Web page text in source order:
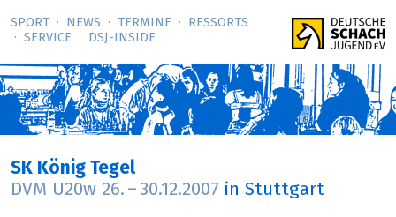
SPORT NEWS TERMINE
RESSORTS
SERVICE
DSJ-­INSIDE
SK König Tegel
DVM U20w 26. – 30.12.2007 in Stuttgart